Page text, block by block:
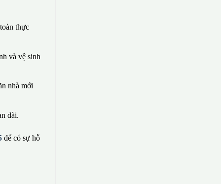
thực
và vệ sinh
nhà mới
dài.
để có sự hỗ